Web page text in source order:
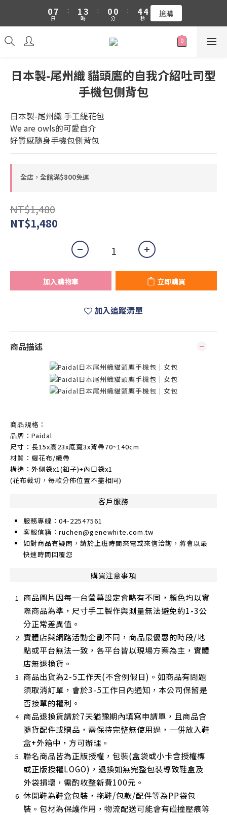
吉伊卡哇 新品上市88折+滿件贈零錢包(隨機)
07
6
1
日
:
1
0
3
2
時
:
00
分
:
4
3
3
2
秒 搶購
吉伊卡哇 新品上市88折+滿件贈零錢包(隨機)
日本製-尾州織 貓頭鷹的自我介紹吐司型
手機包側背包
日本製-尾州織 手工緹花包
We are owls的可愛自介
好質感隨身手機包側背包
全店，全館滿$800免運
NT$1,480
NT$1,480
加入購物車 立即購買
加入追蹤清單
商品描述
商品規格：
品牌：Paidal
尺寸：長15x高23x底寬3x背帶70~140cm
材質：緹花布/織帶
構造：外側袋x1(釦子)+內口袋x1
(花布裁切，每款分佈位置不盡相同)
客戶服務
服務專線：04-22547561
客服信箱：ruchen@genewhite.com.tw
如對商品有疑問，請於上班時間來電或來信洽詢，將會以最
快速時間回覆您
購買注意事項
商品圖片因每一台螢幕設定會略有不同，顏色均以實
際商品為準，尺寸手工製作與測量無法避免約1-3公
分正常差異值。
實體店與網路活動企劃不同，商品最優惠的時段/地
點或平台無法一致，各平台皆以現場方案為主，實體
店無退換貨。
商品出貨為2-5工作天(不含例假日)。如商品有問題
須取消訂單，會於3-5工作日內通知，本公司保留是
否接單的權利。
商品退換貨請於7天猶豫期內填寫申請單，且商品含
隨貨配件或贈品，需保持完整無使用過，一併放入鞋
盒+外箱中，方可辦理。
聯名商品皆為正版授權，包裝(盒袋或小卡含授權標
或正版授權LOGO)，退換如無完整包裝導致鞋盒及
外袋損壞，需酌收整新費100元。
休閒鞋為鞋盒包裝，拖鞋/包款/配件等為PP袋包
裝。包材為保護作用，物流配送可能會有碰撞壓痕等